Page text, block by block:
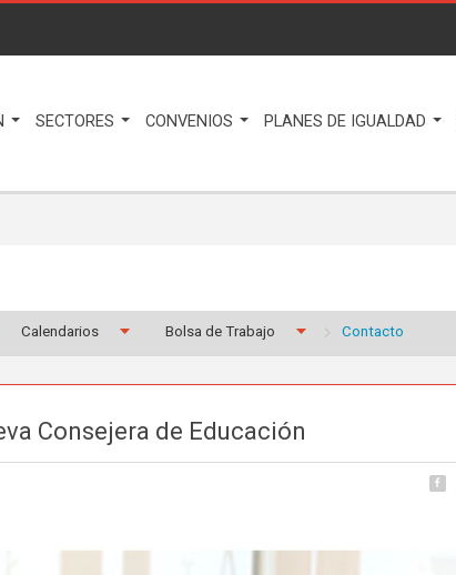
SECTORES CONVENIOS PLANES DE IGUALDAD
Calendarios Bolsa de Trabajo Contacto
Consejera de Educación